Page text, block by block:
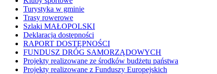
Turystyka w gminie
Trasy rowerowe
Szlaki MAŁOPOLSKI
Deklaracja dostępności
RAPORT DOSTĘPNOŚCI
FUNDUSZ DRÓG SAMORZĄDOWYCH
Projekty realizowane ze środków budżetu państwa
Projekty realizowane z Funduszy Europejskich